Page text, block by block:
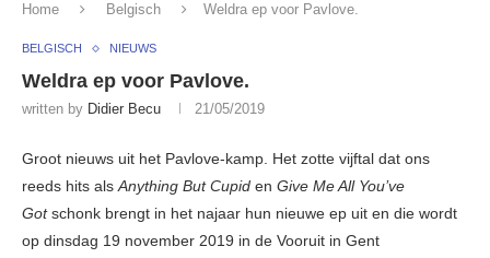
Home Belgisch Weldra ep voor Pavlove.
BELGISCH NIEUWS
Weldra ep voor Pavlove.
written by Didier Becu 21/05/2019
Groot nieuws uit het Pavlove-kamp. Het zotte vijftal dat ons
reeds hits alsAnything But Cupid en Give Me All You’ve
Gotschonk brengt in het najaar hun nieuwe ep uit en die wordt
op dinsdag 19 november 2019 in de Vooruit in Gent